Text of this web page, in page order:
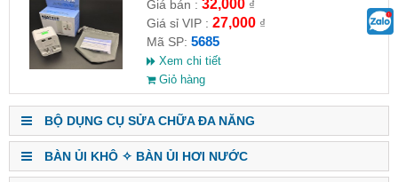
Giá bán : 32,000₫
Giá sỉ VIP : 27,000₫
Mã SP: 5685
Xem chi tiết
Giỏ hàng
BỘ DỤNG CỤ SỬA CHỮA ĐA NĂNG
BÀN ỦI KHÔ ✧ BÀN ỦI HƠI NƯỚC